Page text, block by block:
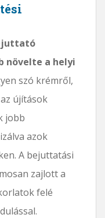
növelte a helyi
szó krémről,
újítások
jobb
azok
A bejuttatási
zajlott a
felé